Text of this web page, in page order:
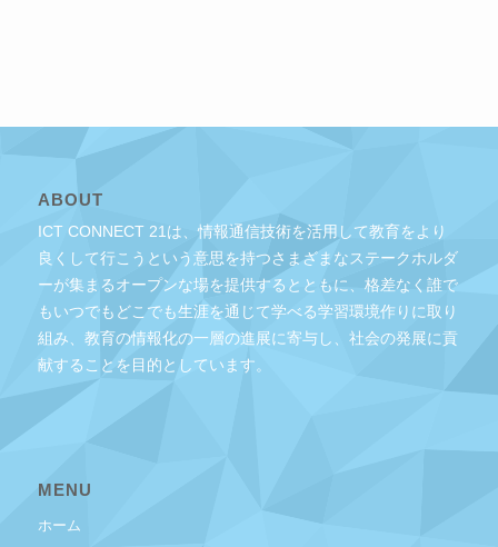
ABOUT
ICT CONNECT 21は、情報通信技術を活用して教育をより
良くして行こうという意思を持つさまざまなステークホルダ
ーが集まるオープンな場を提供するとともに、格差なく誰で
もいつでもどこでも生涯を通じて学べる学習環境作りに取り
組み、教育の情報化の一層の進展に寄与し、社会の発展に貢
献することを目的としています。
MENU
ホーム